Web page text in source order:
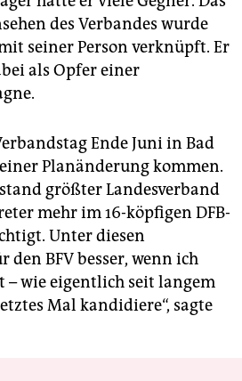
des Verbandes wurde
seiner Person verknüpft. Er
als Opfer einer
Ende Juni in Bad
Planänderung kommen.
größter Landesverband
mehr im 16-köpfigen DFB-
Unter diesen
den BFV besser, wenn ich
– wie eigentlich seit langem
Mal kandidiere“, sagte